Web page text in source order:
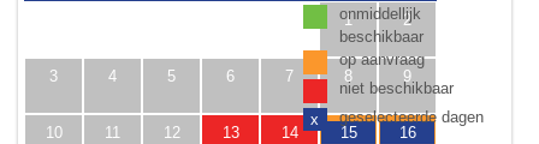
1
2
3 4 5 6 7 8 9
10 11 12 13 14 15 16
onmiddellijk
beschikbaar
op aanvraag
niet beschikbaar
x
geselecteerde dagen